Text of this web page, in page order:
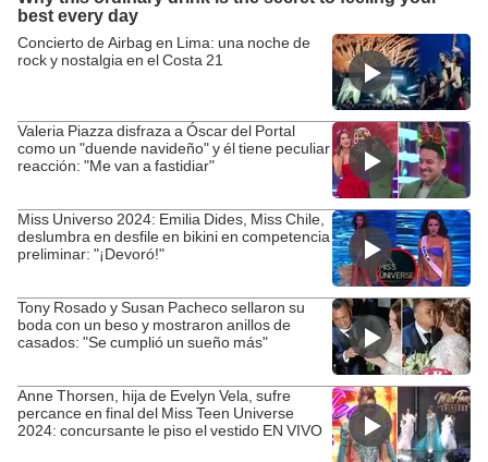
Concierto de Airbag en Lima: una noche de
rock y nostalgia en el Costa 21
Valeria Piazza disfraza a Óscar del Portal
como un "duende navideño" y él tiene peculiar
reacción: "Me van a fastidiar"
Miss Universo 2024: Emilia Dides, Miss Chile,
deslumbra en desfile en bikini en competencia
preliminar: "¡Devoró!"
Tony Rosado y Susan Pacheco sellaron su
boda con un beso y mostraron anillos de
casados: "Se cumplió un sueño más"
Anne Thorsen, hija de Evelyn Vela, sufre
percance en final del Miss Teen Universe
2024: concursante le piso el vestido EN VIVO